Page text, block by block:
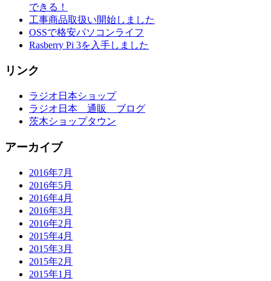
できる！
工事商品取扱い開始しました
OSSで格安パソコンライフ
Rasberry Pi 3を入手しました
リンク
ラジオ日本ショップ
ラジオ日本 通販 ブログ
茨木ショップタウン
アーカイブ
2016年7月
2016年5月
2016年4月
2016年3月
2016年2月
2015年4月
2015年3月
2015年2月
2015年1月